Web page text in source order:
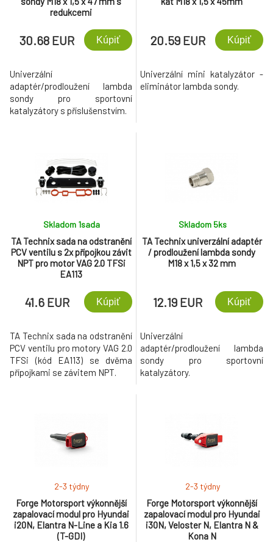
redukcemi
30.68 EUR Kúpiť
Univerzální
adaptér/prodloužení lambda
sondy pro sportovní
katalyzátory s příslušenstvím.
20.59 EUR Kúpiť
Univerzální mini katalyzátor -
eliminátor lambda sondy.
TA Technix sada na odstranění
PCV ventilu s 2x přípojkou závit
NPT pro motor VAG 2.0 TFSi
EA113
Skladom 1sada
41.6 EUR Kúpiť
TA Technix sada na odstranění
PCV ventilu pro motory VAG 2.0
TFSi (kód EA113) se dvěma
přípojkami se závitem NPT.
TA Technix univerzální adaptér
/ prodloužení lambda sondy
M18 x 1,5 x 32 mm
Skladom 5ks
12.19 EUR Kúpiť
Univerzální
adaptér/prodloužení lambda
sondy pro sportovní
katalyzátory.
Forge Motorsport výkonnější
zapalovací modul pro Hyundai
i20N, Elantra N-Line a Kia 1.6
(T-GDI)
2-3 týdny
Forge Motorsport výkonnější
zapalovací modul pro Hyundai
i30N, Veloster N, Elantra N &
Kona N
2-3 týdny